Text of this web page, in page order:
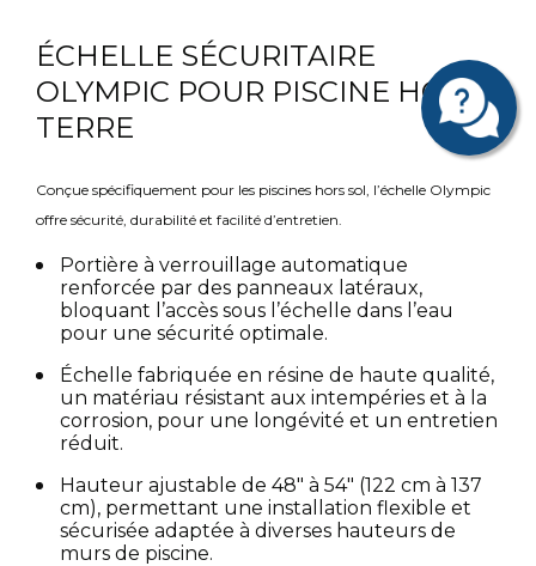
ÉCHELLE SÉCURITAIRE
OLYMPIC POUR PISCINE HORS
TERRE
Conçue spécifiquement pour les piscines hors sol, l’échelle Olympic
offre sécurité, durabilité et facilité d’entretien.
Portière à verrouillage automatique
renforcée par des panneaux latéraux,
bloquant l’accès sous l’échelle dans l’eau
pour une sécurité optimale.
Échelle fabriquée en résine de haute qualité,
un matériau résistant aux intempéries et à la
corrosion, pour une longévité et un entretien
réduit.
Hauteur ajustable de 48″ à 54″ (122 cm à 137
cm), permettant une installation flexible et
sécurisée adaptée à diverses hauteurs de
murs de piscine.